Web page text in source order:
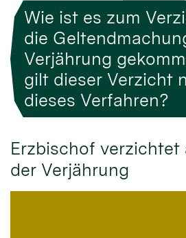
Wie ist es zum
die
Verjährung
gilt dieser Verzicht
dieses Verfahren?
Erzbischof verzichtet
der Verjährung